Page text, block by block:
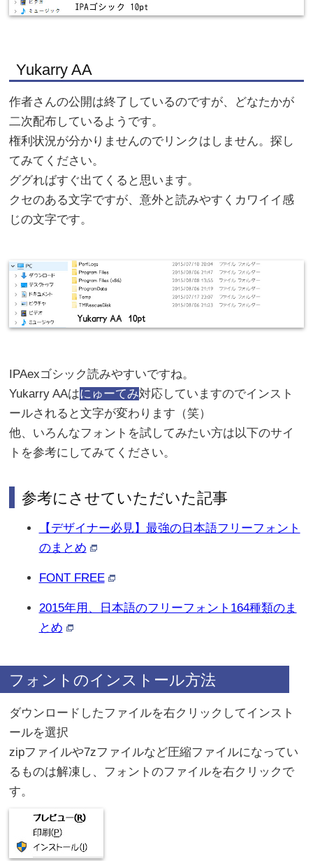
Yukarry AA
作者さんの公開は終了しているのですが、どなたかが
二次配布しているようです。
権利状況が分かりませんのでリンクはしません。探し
てみてください。
ググればすぐ出てくると思います。
クセのある文字ですが、意外と読みやすくカワイイ感
じの文字です。
IPAexゴシック読みやすいですね。
Yukarry AAはにゅーてみ対応していますのでインスト
ールされると文字が変わります（笑）
他、いろんなフォントを試してみたい方は以下のサイ
トを参考にしてみてください。
参考にさせていただいた記事
【デザイナー必見】最強の日本語フリーフォント
のまとめ
FONT FREE
2015年用、日本語のフリーフォント164種類のま
とめ
フォントのインストール方法
ダウンロードしたファイルを右クリックしてインスト
ールを選択
zipファイルや7zファイルなど圧縮ファイルになってい
るものは解凍し、フォントのファイルを右クリックで
す。